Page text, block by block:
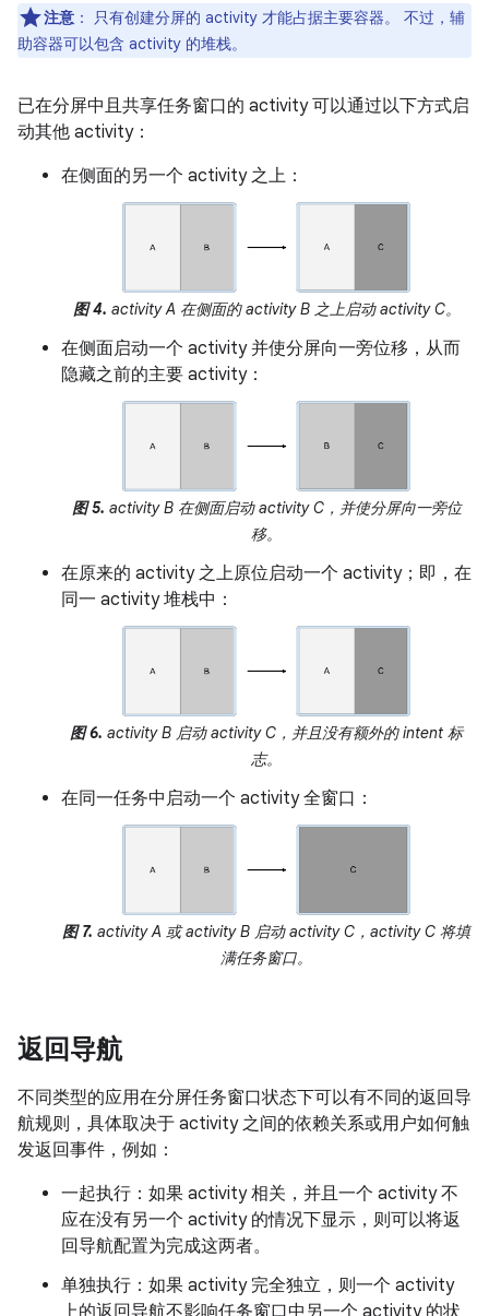
注意 ：
只有创建分屏的 activity 才能占据主要容器。 不过，辅
助容器可以包含 activity 的堆栈。
已在分屏中且共享任务窗口的 activity 可以通过以下方式启
动其他 activity：
在侧面的另一个 activity 之上：
图 4. activity A 在侧面的 activity B 之上启动 activity C。
在侧面启动一个 activity 并使分屏向一旁位移，从而
隐藏之前的主要 activity：
图 5. activity B 在侧面启动 activity C，并使分屏向一旁位
移。
在原来的 activity 之上原位启动一个 activity；即，在
同一 activity 堆栈中：
图 6. activity B 启动 activity C，并且没有额外的 intent 标
志。
在同一任务中启动一个 activity 全窗口：
图 7. activity A 或 activity B 启动 activity C，activity C 将填
满任务窗口。
返回导航
不同类型的应用在分屏任务窗口状态下可以有不同的返回导
航规则，具体取决于 activity 之间的依赖关系或用户如何触
发返回事件，例如：
一起执行：如果 activity 相关，并且一个 activity 不
应在没有另一个 activity 的情况下显示，则可以将返
回导航配置为完成这两者。
单独执行：如果 activity 完全独立，则一个 activity